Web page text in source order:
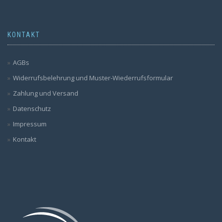
KONTAKT
AGBs
Widerrufsbelehrung und Muster-Wiederrufsformular
Zahlung und Versand
Datenschutz
Impressum
Kontakt